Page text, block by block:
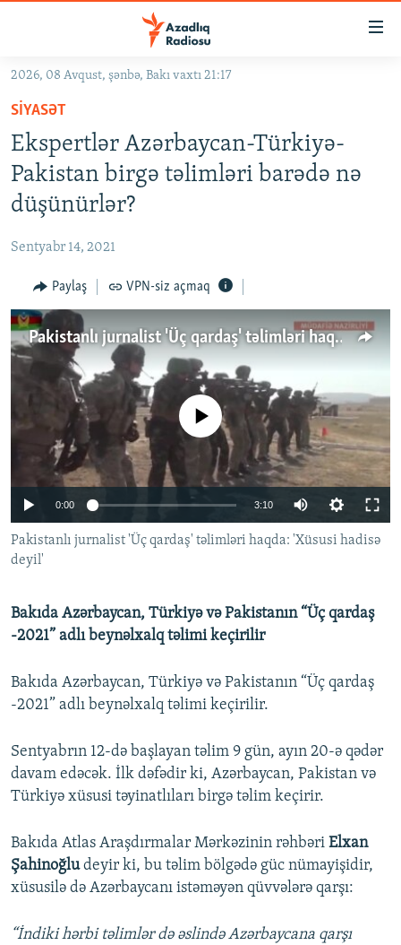
Əsas
qayıt
Əsas
naviqasiyaya
qayıt
Axtarışa
GÜNDƏM
#İZAHLA
KORRUPSIOMETR
#ƏSLINDƏ
QANUNI DOĞRU
ARAŞDIRMA
MULTIMEDIA
FOTOQALEREYA
İNFOQRAFIKA
KARIKATURA
RADIO ARXIV
OXU ZALI
AZƏRBAYCAN ƏDƏBIYYATI KITABXANASI
İSLAM VƏ DEMOKRATIYA
İZ - MƏDƏNIYYƏT PROQRAMI
HAQQIMIZDA
MISSIYAMIZ
PEŞƏ ETIKASI VƏ JURNALISTIKA STANDARTLARIMIZ
MATERIALLARIMIZDAN ISTIFADƏ
AZADLIQRADIOSU MOBIL TELEFONUNUZDA
BIZIMLƏ ƏLAQƏ
2026, 08 Avqust, şənbə, Bakı vaxtı 21:17
SIYASƏT
Ekspertlər Azərbaycan-Türkiyə-
Pakistan birgə təlimləri barədə nə
düşünürlər?
Sentyabr 14, 2021
Paylaş VPN-siz açmaq
Pakistanlı jurnalist 'Üç qardaş' təlimləri haqda: 'Xüsusi hadisə deyil'
No media source currently available
0:00 3:10
Pakistanlı jurnalist 'Üç qardaş' təlimləri haqda: 'Xüsusi hadisə
deyil'
Bakıda Azərbaycan, Türkiyə və Pakistanın “Üç qardaş
-2021” adlı beynəlxalq təlimi keçirilir
Bakıda Azərbaycan, Türkiyə və Pakistanın “Üç qardaş
-2021” adlı beynəlxalq təlimi keçirilir.
Sentyabrın 12-də başlayan təlim 9 gün, ayın 20-ə qədər
davam edəcək. İlk dəfədir ki, Azərbaycan, Pakistan və
Türkiyə xüsusi təyinatlıları birgə təlim keçirir.
Bakıda Atlas Araşdırmalar Mərkəzinin rəhbəri Elxan
Şahinoğludeyir ki, bu təlim bölgədə güc nümayişidir,
xüsusilə də Azərbaycanı istəməyən qüvvələrə qarşı:
“İndiki hərbi təlimlər də əslində Azərbaycana qarşı